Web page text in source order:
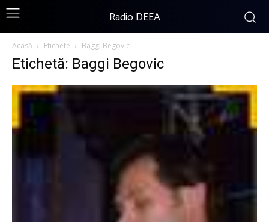
Radio DEEA
Acasă Etichete Baggi Begovic
Etichetă: Baggi Begovic